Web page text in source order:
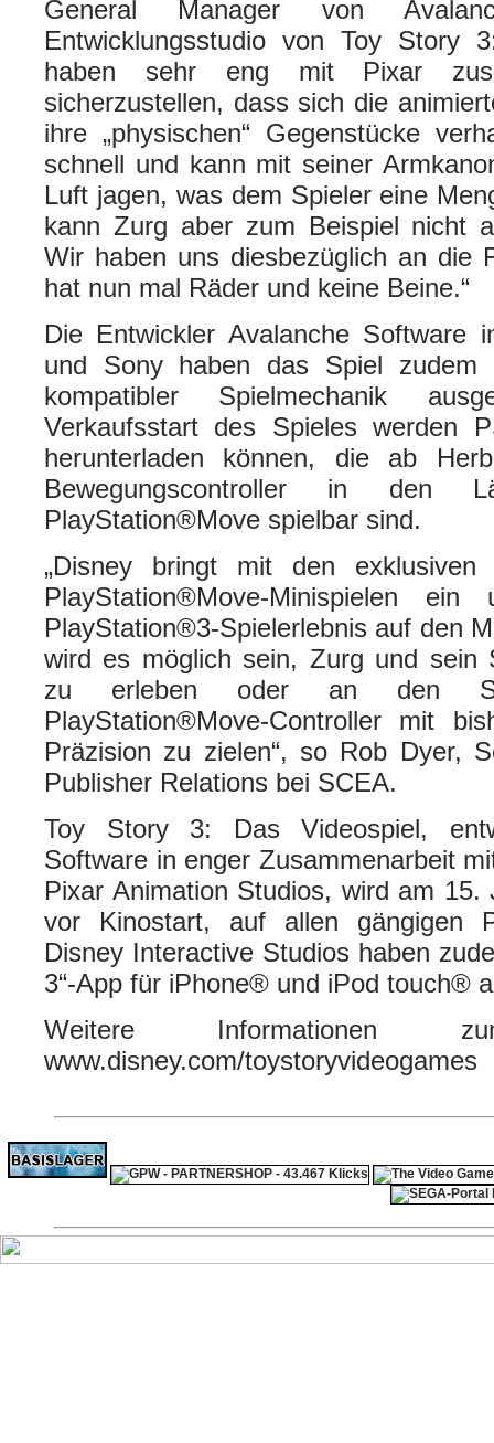
General Manager von
Entwicklungsstudio von Toy Story
haben sehr eng mit Pixar
sicherzustellen, dass sich die
ihre „physischen“ Gegenstücke
schnell und kann mit seiner
Luft jagen, was dem Spieler eine
kann Zurg aber zum Beispiel nicht
Wir haben uns diesbezüglich an die
hat nun mal Räder und keine Beine.“
Die Entwickler Avalanche Software
und Sony haben das Spiel zudem
kompatibler Spielmechanik
Verkaufsstart des Spieles werden
herunterladen können, die ab
Bewegungscontroller in
PlayStation®Move spielbar sind.
„Disney bringt mit den exklusiven
PlayStation®Move-Minispielen ein
PlayStation®3-Spielerlebnis auf den
wird es möglich sein, Zurg und sein
zu erleben oder an den
PlayStation®Move-Controller mit
Präzision zu zielen“, so Rob Dyer,
Publisher Relations bei SCEA.
Toy Story 3: Das Videospiel,
Software in enger Zusammenarbeit
Pixar Animation Studios, wird am
vor Kinostart, auf allen gängigen
Disney Interactive Studios haben
3“-App für iPhone® und iPod touch®
Weitere
www.disney.com/toystoryvideogames